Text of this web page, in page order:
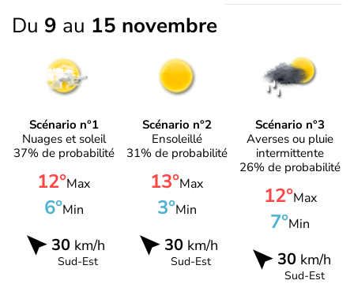
Du 9 au 15 novembre
Scénario n°1
Nuages et soleil
37% de probabilité
12°Max
6°Min
30km/h
Sud-Est
Scénario n°2
Ensoleillé
31% de probabilité
13°Max
3°Min
30km/h
Sud-Est
Scénario n°3
Averses ou pluie
intermittente
26% de probabilité
12°Max
7°Min
30 km/h
Sud-Est